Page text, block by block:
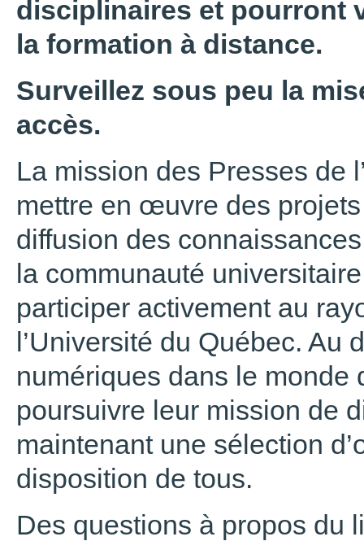
disciplinaires et pourront
la formation à distance.
Surveillez sous peu la
accès.
La mission des Presses de
mettre en œuvre des
diffusion des
la communauté
participer activement au
l’Université du Québec. Au
numériques dans le monde
poursuivre leur mission de
maintenant une sélection
disposition de tous.
Des questions à propos du